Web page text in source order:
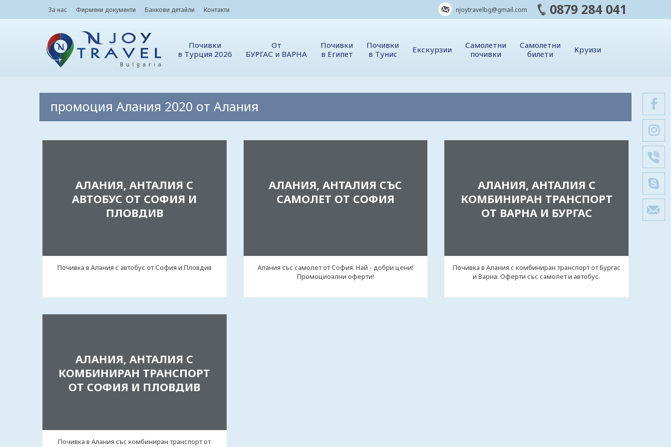
За нас Фирмени документи Банкови детайли Контакти 0879 284 041
njoytravelbg@gmail.com
Почивки
в Турция 2026
От
БУРГАС и ВАРНА
Почивки
в Египет
Почивки
в Тунис
Екскурзии
Самолетни
почивки
Самолетни
билети
Круизи
промоция Алания 2020 от Алания
АЛАНИЯ, АНТАЛИЯ С
АВТОБУС ОТ СОФИЯ И
ПЛОВДИВ
Почивка в Алания с автобус от София и Пловдив
АЛАНИЯ, АНТАЛИЯ СЪС
САМОЛЕТ ОТ СОФИЯ
Алания със самолет от София. Най - добри цени!
Промоциоални оферти!
АЛАНИЯ, АНТАЛИЯ С
КОМБИНИРАН ТРАНСПОРТ
ОТ ВАРНА И БУРГАС
Почивка в Алания с комбиниран транспорт от Бургас
и Варна. Оферти със самолет и автобус.
АЛАНИЯ, АНТАЛИЯ С
КОМБИНИРАН ТРАНСПОРТ
ОТ СОФИЯ И ПЛОВДИВ
Почивка в Алания със комбиниран транспорт от